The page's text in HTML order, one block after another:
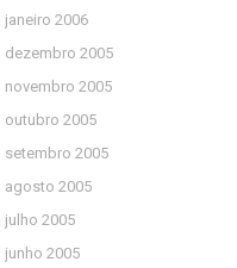
janeiro 2006
dezembro 2005
novembro 2005
outubro 2005
setembro 2005
agosto 2005
julho 2005
junho 2005